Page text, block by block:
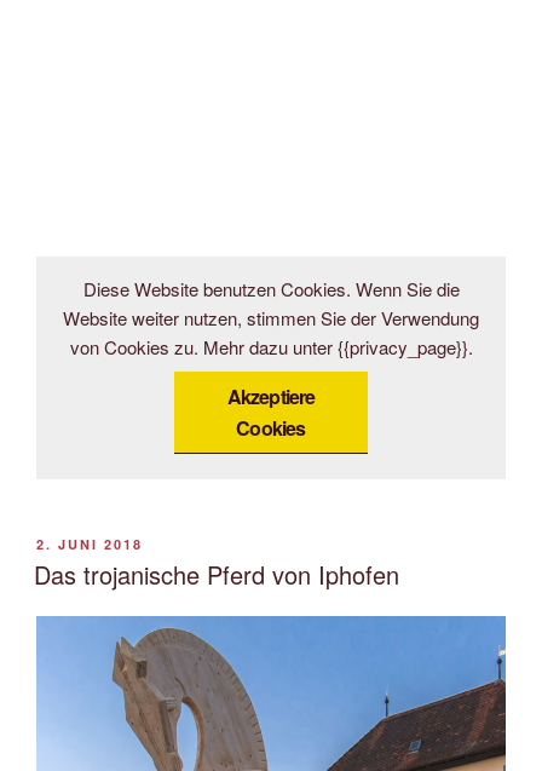
Diese Website benutzen Cookies. Wenn Sie die
Website weiter nutzen, stimmen Sie der Verwendung
von Cookies zu. Mehr dazu unter {{privacy_page}}.
Akzeptiere
Cookies
VERÖFFENTLICHT
AM
2. JUNI 2018
Das trojanische Pferd von Iphofen